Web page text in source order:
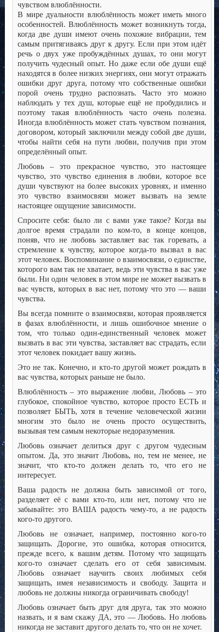
чувством влюблённости.
В мире дуальности влюблённость может иметь много
особенностей. Влюблённость может возникнуть тогда,
когда две души имеют очень похожие вибрации, тем
самым притягиваясь друг к другу. Если при этом идёт
речь о двух уже пробуждённых душах, то они могут
получить чудесный опыт. Но даже если обе души ещё
находятся в более низких энергиях, они могут отражать
ошибки друг друга, потому что собственные ошибки
порой очень трудно распознать. Часто это можно
наблюдать у тех душ, которые ещё не пробудились и
поэтому такая влюблённость часто очень полезна.
Иногда влюблённость может стать чувством познания,
договором, который заключили между собой две души,
чтобы найти себя на пути любви, получив при этом
определённый опыт.
Любовь – это прекрасное чувство, это настоящее
чувство, это чувство единения в любви, которое все
души чувствуют на более высоких уровнях, и именно
это чувство взаимосвязи может вызвать на земле
настоящее ощущение зависимости.
Спросите себя: было ли с вами уже такое? Когда вы
долгое время страдали по ком-то, в конце концов,
поняв, что не любовь заставляет вас так горевать, а
стремление к чувству, которое когда-то вызвал в вас
этот человек. Воспоминание о взаимосвязи, о единстве,
которого вам так не хватает, ведь эти чувства в вас уже
были. Ни один человек в этом мире не может вызвать в
вас чувств, которых в вас нет, потому что это — ваши
чувства.
Вы всегда помните о взаимосвязи, которая проявляется
в фазах влюблённости, и лишь ошибочное мнение о
том, что только один-единственный человек может
вызвать в вас эти чувства, заставляет вас страдать, если
этот человек покидает вашу жизнь.
Это не так. Конечно, и кто-то другой может рождать в
вас чувства, которых раньше не было.
Влюблённость – это выражение любви, Любовь – это
глубокое, спокойное чувство, которое просто ЕСТЬ и
позволяет БЫТЬ, хотя в течение человеческой жизни
многим это было не очень просто осуществить,
вызывая тем самым некоторые недоразумения.
Любовь означает делиться друг с другом чудесным
опытом. Да, это значит Любовь, но, тем не менее, не
значит, что кто-то должен делать то, что его не
интересует.
Ваша радость не должна быть зависимой от того,
разделяет её с вами кто-то, или нет, потому что не
забывайте: это ВАША радость чему-то, а не радость
кого-то другого.
Любовь не означает, например, постоянно кого-то
защищать. Дорогие, это ошибка, которая относится,
прежде всего, к вашим детям. Потому что защищать
кого-то означает сделать его от себя зависимым.
Любовь означает научить своих любимых себя
защищать, имея независимость и свободу. Защита и
любовь не должны никогда ограничивать свободу!
Любовь означает быть друг для друга, так это можно
назвать, и я вам скажу ДА, это — Любовь. Но любовь
никогда не заставит другого делать то, что он не хочет.